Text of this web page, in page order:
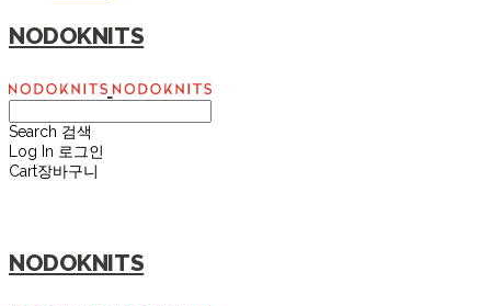
NODOKNITS
Search 검색
Log In 로그인
Cart장바구니
NODOKNITS